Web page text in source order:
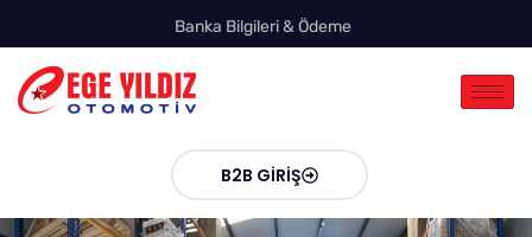
Banka Bilgileri & Ödeme
B2B GIRIŞ